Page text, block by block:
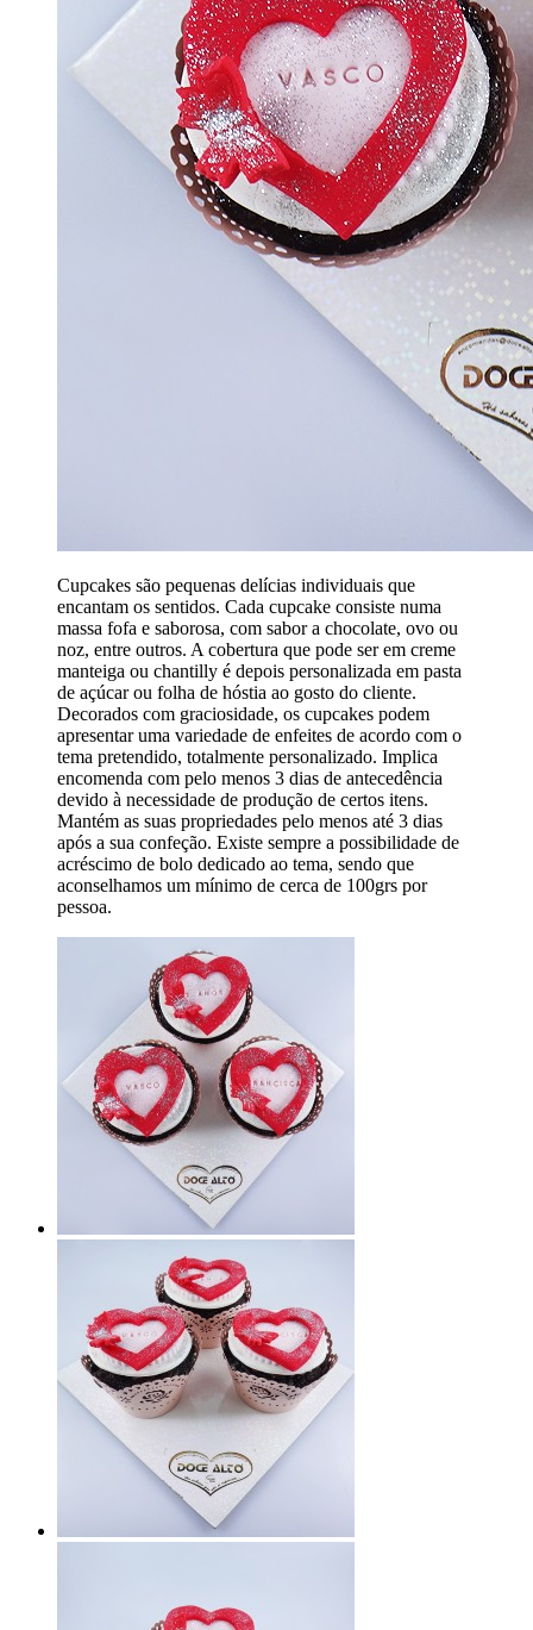
Cupcakes são pequenas delícias individuais que
encantam os sentidos. Cada cupcake consiste numa
massa fofa e saborosa, com sabor a chocolate, ovo ou
noz, entre outros. A cobertura que pode ser em creme
manteiga ou chantilly é depois personalizada em pasta
de açúcar ou folha de hóstia ao gosto do cliente.
Decorados com graciosidade, os cupcakes podem
apresentar uma variedade de enfeites de acordo com o
tema pretendido, totalmente personalizado. Implica
encomenda com pelo menos 3 dias de antecedência
devido à necessidade de produção de certos itens.
Mantém as suas propriedades pelo menos até 3 dias
após a sua confeção. Existe sempre a possibilidade de
acréscimo de bolo dedicado ao tema, sendo que
aconselhamos um mínimo de cerca de 100grs por
pessoa.